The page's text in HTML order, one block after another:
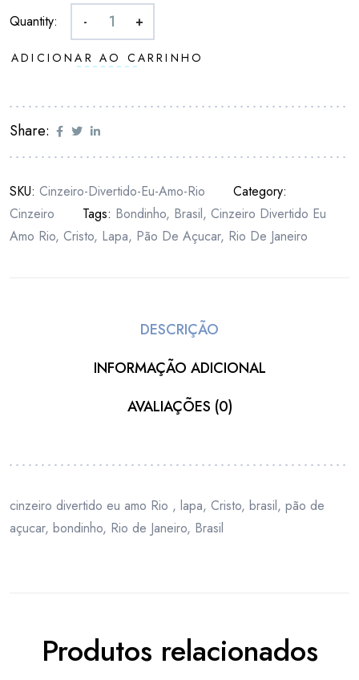
Quantity: - +
ADICIONAR AO CARRINHO
Share:
SKU: Cinzeiro-Divertido-Eu-Amo-Rio
Category:
Cinzeiro
Tags: Bondinho, Brasil, Cinzeiro Divertido Eu
Amo Rio, Cristo, Lapa, Pão De Açucar, Rio De Janeiro
DESCRIÇÃO
INFORMAÇÃO ADICIONAL
AVALIAÇÕES (0)
cinzeiro divertido eu amo Rio , lapa, Cristo, brasil, pão de
açucar, bondinho, Rio de Janeiro, Brasil
Produtos relacionados